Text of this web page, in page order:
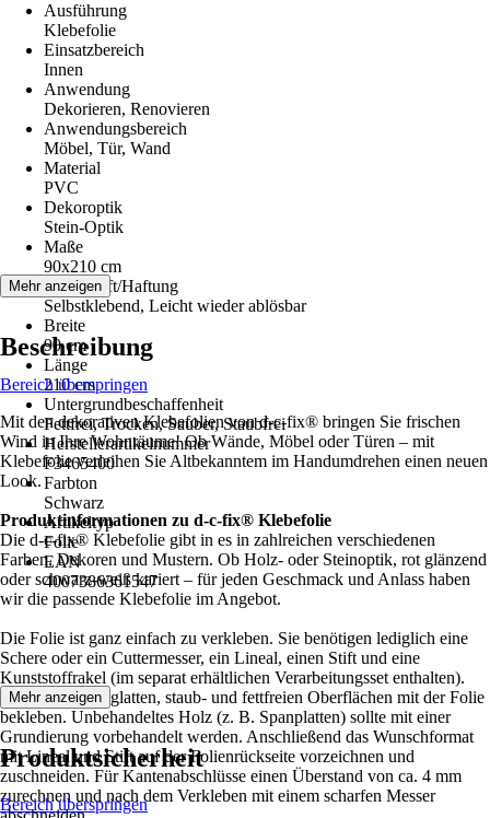
Ausführung
Klebefolie
Einsatzbereich
Innen
Anwendung
Dekorieren, Renovieren
Anwendungsbereich
Möbel, Tür, Wand
Material
PVC
Dekoroptik
Stein-Optik
Maße
90x210 cm
Klebekraft/Haftung
Selbstklebend, Leicht wieder ablösbar
Breite
90 cm
Länge
210 cm
Untergrundbeschaffenheit
Fettfrei, Trocken, Sauber, Staubfrei
Herstellerartikelnummer
F3465400
Farbton
Schwarz
Artikeltyp
Folie
EAN
4007386361547
Mehr anzeigen
Beschreibung
Bereich überspringen
Mit den dekorativen Klebefolien von d-c-fix® bringen Sie frischen
Wind in Ihre Wohnräume! Ob Wände, Möbel oder Türen – mit
Klebefolie verleihen Sie Altbekanntem im Handumdrehen einen neuen
Look.
Produktinformationen zu d-c-fix® Klebefolie
Die d-c-fix® Klebefolie gibt in es in zahlreichen verschiedenen
Farben, Dekoren und Mustern. Ob Holz- oder Steinoptik, rot glänzend
oder schwarz-weiß kariert – für jeden Geschmack und Anlass haben
wir die passende Klebefolie im Angebot.
Die Folie ist ganz einfach zu verkleben. Sie benötigen lediglich eine
Schere oder ein Cuttermesser, ein Lineal, einen Stift und eine
Kunststoffrakel (im separat erhältlichen Verarbeitungsset enthalten).
Sie können alle glatten, staub- und fettfreien Oberflächen mit der Folie
bekleben. Unbehandeltes Holz (z. B. Spanplatten) sollte mit einer
Grundierung vorbehandelt werden. Anschließend das Wunschformat
mit Lineal und Stift auf der Folienrückseite vorzeichnen und
zuschneiden. Für Kantenabschlüsse einen Überstand von ca. 4 mm
zurechnen und nach dem Verkleben mit einem scharfen Messer
Mehr anzeigen
Produktsicherheit
Bereich überspringen